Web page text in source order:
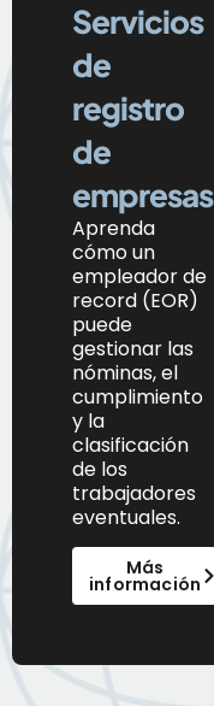
Servicios
de
registro
de
empresas
Aprenda
cómoun
empleador de
record (EOR)
puede
gestionar las
nóminas, el
cumplimiento
y la
clasificación
de los
trabajadores
eventuales.
Más
información